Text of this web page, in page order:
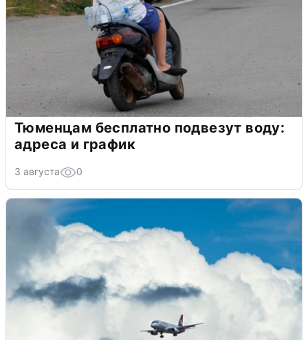
Тюменцам бесплатно подвезут воду:
адреса и график
3 августа 0